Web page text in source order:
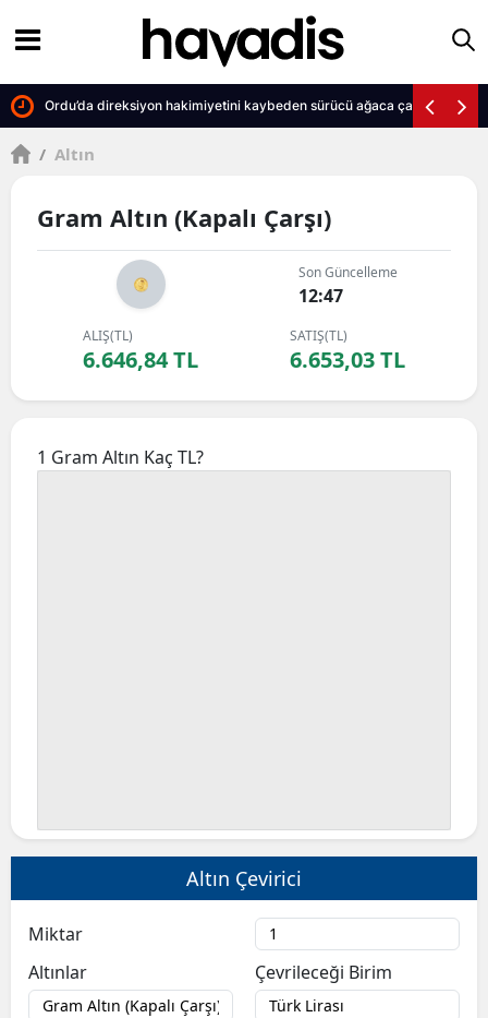
Ordu’da direksiyon hakimiyetini kaybeden sürücü ağaca çarparak can
/ Altın
Gram Altın (Kapalı Çarşı)
Son Güncelleme
12:47
ALIŞ(TL)
6.646,84 TL
SATIŞ(TL)
6.653,03 TL
1 Gram Altın Kaç TL?
Altın Çevirici
Miktar
Altınlar
Çevrileceği Birim